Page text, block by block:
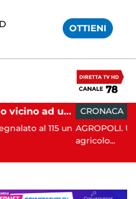
OTTIENI
15:35
Un 71enne ha perso la